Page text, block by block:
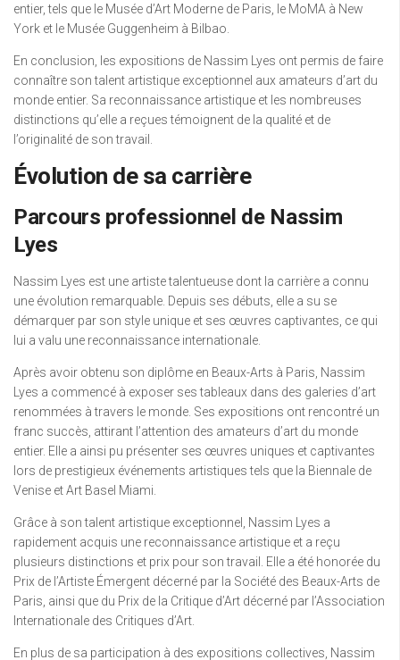
entier, tels que le Musée d’Art Moderne de Paris, le MoMA à New
York et le Musée Guggenheim à Bilbao.
En conclusion, les expositions de Nassim Lyes ont permis de faire
connaître son talent artistique exceptionnel aux amateurs d’art du
monde entier. Sa reconnaissance artistique et les nombreuses
distinctions qu’elle a reçues témoignent de la qualité et de
l’originalité de son travail.
Évolution de sa carrière
Parcours professionnel de Nassim
Lyes
Nassim Lyes est une artiste talentueuse dont la carrière a connu
une évolution remarquable. Depuis ses débuts, elle a su se
démarquer par son style unique et ses œuvres captivantes, ce qui
lui a valu une reconnaissance internationale.
Après avoir obtenu son diplôme en Beaux-Arts à Paris, Nassim
Lyes a commencé à exposer ses tableaux dans des galeries d’art
renommées à travers le monde. Ses expositions ont rencontré un
franc succès, attirant l’attention des amateurs d’art du monde
entier. Elle a ainsi pu présenter ses œuvres uniques et captivantes
lors de prestigieux événements artistiques tels que la Biennale de
Venise et Art Basel Miami.
Grâce à son talent artistique exceptionnel, Nassim Lyes a
rapidement acquis une reconnaissance artistique et a reçu
plusieurs distinctions et prix pour son travail. Elle a été honorée du
Prix de l’Artiste Émergent décerné par la Société des Beaux-Arts de
Paris, ainsi que du Prix de la Critique d’Art décerné par l’Association
Internationale des Critiques d’Art.
En plus de sa participation à des expositions collectives, Nassim